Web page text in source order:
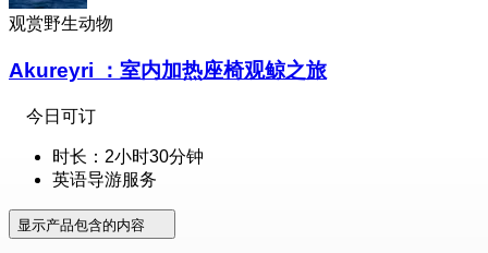
观赏野生动物
Akureyri ：室内加热座椅观鲸之旅
今日可订
时长：2小时30分钟
英语导游服务
显示产品包含的内容